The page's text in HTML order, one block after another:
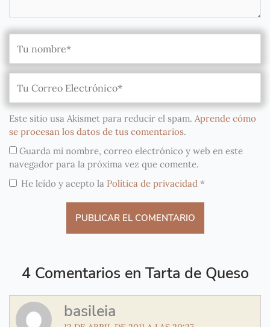
Este sitio usa Akismet para reducir el spam. Aprende cómo
se procesan los datos de tus comentarios.
Guarda mi nombre, correo electrónico y web en este
navegador para la próxima vez que comente.
He leído y acepto la Política de privacidad *
4 Comentarios en Tarta de Queso
basileia